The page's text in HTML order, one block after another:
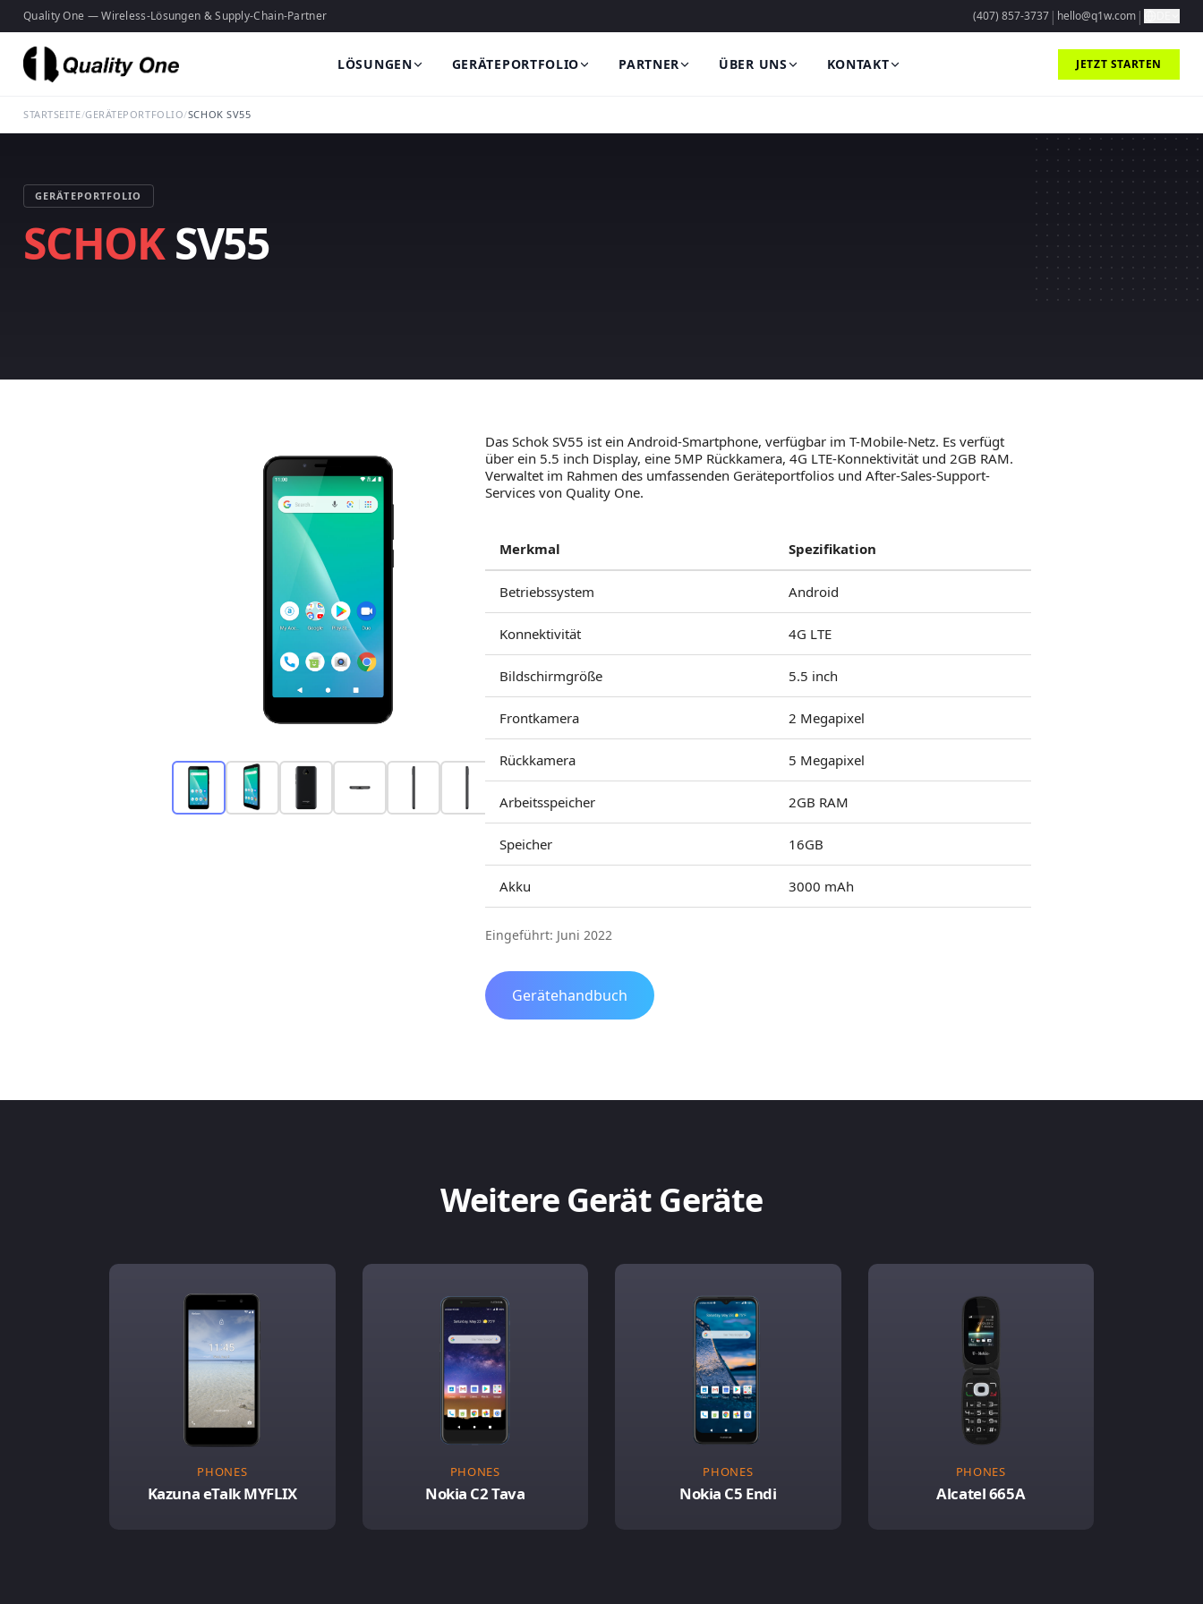
Quality One — Wireless-Lösungen & Supply-Chain-Partner (407) 857-3737 | hello@q1w.com |
LÖSUNGEN GERÄTEPORTFOLIO PARTNER ÜBER UNS KONTAKT JETZT STARTEN
STARTSEITE/GERÄTEPORTFOLIO/SCHOK SV55
GERÄTEPORTFOLIO
SCHOKSV55
Das Schok SV55 ist ein Android-Smartphone, verfügbar im T-Mobile-Netz. Es verfügt
über ein 5.5 inch Display, eine 5MP Rückkamera, 4G LTE-Konnektivität und 2GB RAM.
Verwaltet im Rahmen des umfassenden Geräteportfolios und After-Sales-Support-
Services von Quality One.
Merkmal Spezifikation
Betriebssystem Android
Konnektivität 4G LTE
Bildschirmgröße 5.5 inch
Frontkamera 2 Megapixel
Rückkamera 5 Megapixel
Arbeitsspeicher 2GB RAM
Speicher 16GB
Akku 3000 mAh
Eingeführt: Juni 2022
Gerätehandbuch
Weitere Gerät Geräte
PHONES
Kazuna eTalk MYFLIX
PHONES
Nokia C2 Tava
PHONES
Nokia C5 Endi
PHONES
Alcatel 665A